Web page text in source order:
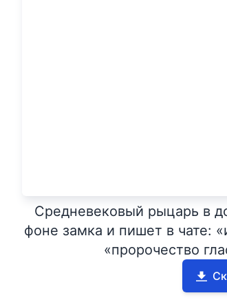
Средневековый рыцарь в
фоне замка и пишет в чате:
«пророчество